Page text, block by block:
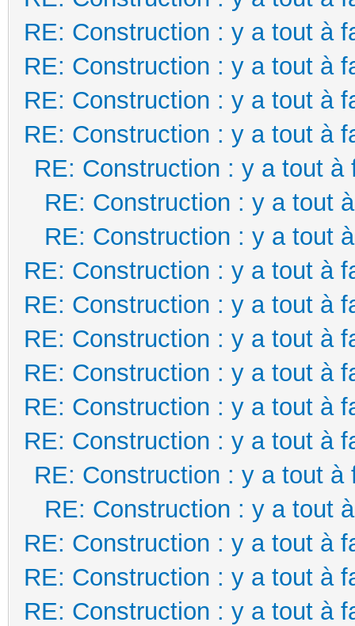
RE: Construction : y a tout à
RE: Construction : y a tout à
RE: Construction : y a tout à
RE: Construction : y a tout à
RE: Construction : y a tout à
RE: Construction : y a tout
RE: Construction : y a tout
RE: Construction : y a tout à
RE: Construction : y a tout à
RE: Construction : y a tout à
RE: Construction : y a tout à
RE: Construction : y a tout à
RE: Construction : y a tout à
RE: Construction : y a tout à
RE: Construction : y a tout
RE: Construction : y a tout à
RE: Construction : y a tout à
RE: Construction : y a tout à